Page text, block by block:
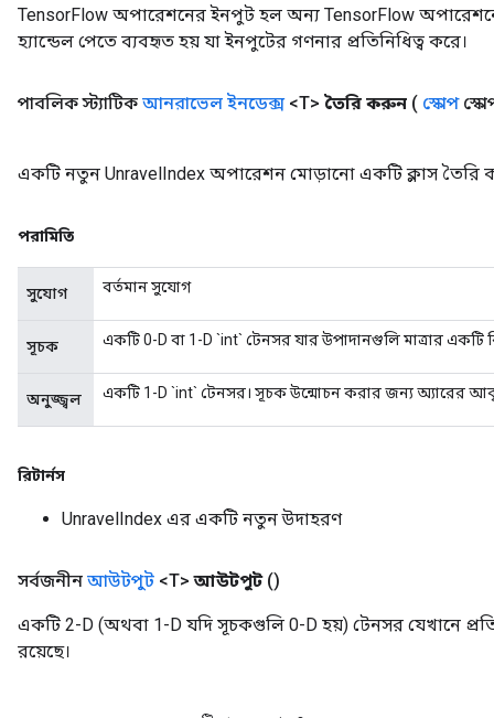
TensorFlow অপারেশনের ইনপুট হল অন্য TensorFlow
হ্যান্ডেল পেতে ব্যবহৃত হয় যা ইনপুটের গণনার প্রতিনিধিত্ব করে।
পাবলিক স্ট্যাটিক আনরাভেল ইনডেক্স<T> তৈরি করুন ( স্কোপ
একটি নতুন UnravelIndex অপারেশন মোড়ানো একটি ক্লাস তৈরি
পরামিতি
সুযোগ বর্তমান সুযোগ
সূচক একটি 0-D বা 1-D `int` টেনসর যার উপাদানগুলি মাত্রার একটি
অনুজ্জ্বল একটি 1-D `int` টেনসর। সূচক উন্মোচন করার জন্য অ্যারের
রিটার্নস
UnravelIndex এর একটি নতুন উদাহরণ
সর্বজনীন আউটপুট <T> আউটপুট ()
একটি 2-D (অথবা 1-D যদি সূচকগুলি 0-D হয়) টেনসর যেখানে
রয়েছে।